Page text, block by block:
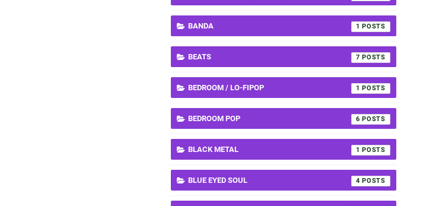
BANDA 1
BEATS 7
BEDROOM / LO-FIPOP 1
BEDROOM POP 6
BLACK METAL 1
BLUE EYED SOUL 4